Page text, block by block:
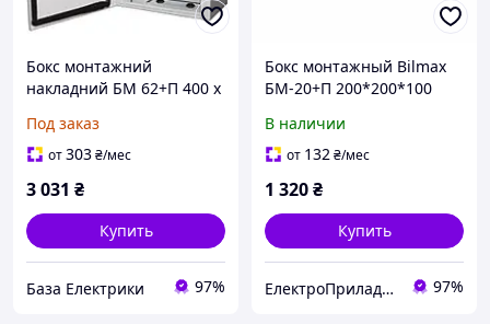
Бокс монтажний
накладний БМ 62+П 400 х
Под заказ
от303₴/мес
3 031 ₴
Купить
База Електрики 97%
Бокс монтажный Bilmax
БМ-20+П 200*200*100
монтажной панелью
(металлический шкаф)
В наличии
от 132₴/мес
1 320₴
Купить
ЕлектроПриладТехСервіс 97%